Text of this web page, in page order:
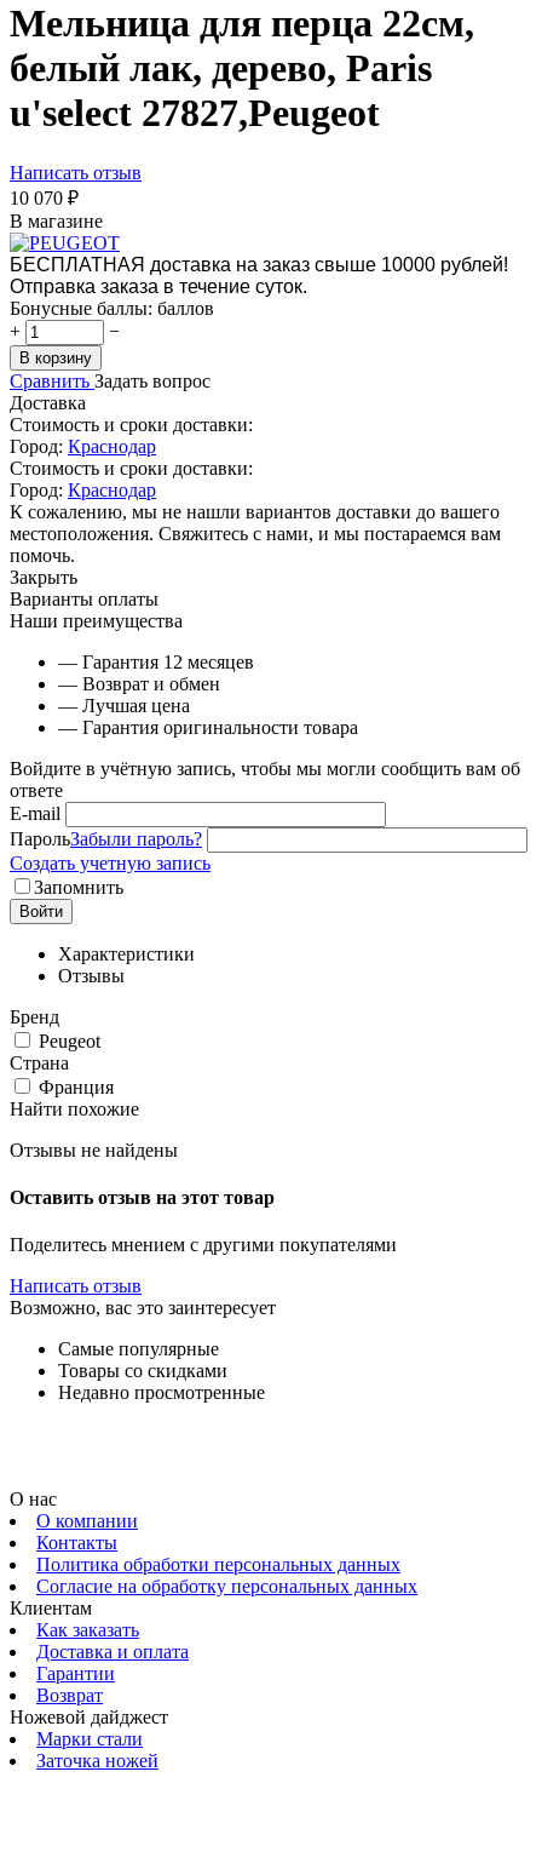
Мельница для перца 22см,
белый лак, дерево, Paris
u'select 27827,Peugeot
Написать отзыв
10 070 ₽
В магазине
БЕСПЛАТНАЯ доставка на заказ свыше 10000 рублей!
Отправка заказа в течение суток.
Бонусные баллы: баллов
+
−
В корзину
Сравнить Задать вопрос
Доставка
Стоимость и сроки доставки:
Город: Краснодар
Стоимость и сроки доставки:
Город: Краснодар
К сожалению, мы не нашли вариантов доставки до вашего
местоположения. Свяжитесь с нами, и мы постараемся вам
помочь.
Закрыть
Варианты оплаты
Наши преимущества
— Гарантия 12 месяцев
— Возврат и обмен
— Лучшая цена
— Гарантия оригинальности товара
Войдите в учётную запись, чтобы мы могли сообщить вам об
ответе
E-mail
ПарольЗабыли пароль?
Создать учетную запись
Запомнить
Войти
Характеристики
Отзывы
Бренд
Peugeot
Страна
Франция
Найти похожие
Отзывы не найдены
Оставить отзыв на этот товар
Поделитесь мнением с другими покупателями
Написать отзыв
Возможно, вас это заинтересует
Самые популярные
Товары со скидками
Недавно просмотренные
О нас
О компании
Контакты
Политика обработки персональных данных
Согласие на обработку персональных данных
Клиентам
Как заказать
Доставка и оплата
Гарантии
Возврат
Ножевой дайджест
Марки стали
Заточка ножей